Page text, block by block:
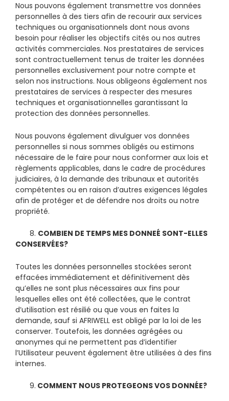
Nous pouvons également transmettre vos données
personnelles à des tiers afin de recourir aux services
techniques ou organisationnels dont nous avons
besoin pour réaliser les objectifs cités ou nos autres
activités commerciales. Nos prestataires de services
sont contractuellement tenus de traiter les données
personnelles exclusivement pour notre compte et
selon nos instructions. Nous obligeons également nos
prestataires de services à respecter des mesures
techniques et organisationnelles garantissant la
protection des données personnelles.
Nous pouvons également divulguer vos données
personnelles si nous sommes obligés ou estimons
nécessaire de le faire pour nous conformer aux lois et
règlements applicables, dans le cadre de procédures
judiciaires, à la demande des tribunaux et autorités
compétentes ou en raison d’autres exigences légales
afin de protéger et de défendre nos droits ou notre
propriété.
8. COMBIEN DE TEMPS MES DONNEÉ SONT-ELLES
CONSERVÉES?
Toutes les données personnelles stockées seront
effacées immédiatement et définitivement dès
qu’elles ne sont plus nécessaires aux fins pour
lesquelles elles ont été collectées, que le contrat
d’utilisation est résilié ou que vous en faites la
demande, sauf si AFRIWELL est obligé par la loi de les
conserver. Toutefois, les données agrégées ou
anonymes qui ne permettent pas d’identifier
l’Utilisateur peuvent également être utilisées à des fins
internes.
9. COMMENT NOUS PROTEGEONS VOS DONNÉE?